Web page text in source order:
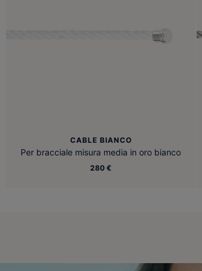
CABLE BIANCO
Per bracciale misura media in oro bianco
280 €